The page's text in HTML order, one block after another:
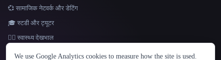
भाषा
English español Français Русский 简体中文
💞 सामाजिक नेटवर्क और डेटिंग
🎓 स्टडी और ट्यूटर
👩‍⚕️ स्वास्थ्य देखभाल
We use Google Analytics cookies to measure how the site is used.